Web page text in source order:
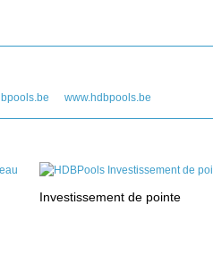
www.hdbpools.be
Investissement de pointe